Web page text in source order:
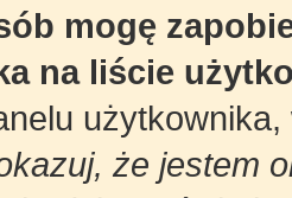
mogę
na liście
że jestem